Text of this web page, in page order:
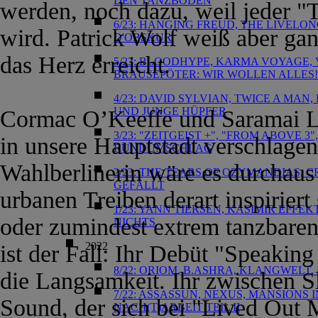
6/23: HANGING FREUD, THE
D'OBSKUR
5/23: BLOODHYPE, KARMA VOYAGE,
BRAUSEPÖTER: WIR WOLLEN ALLES!
4/23: DAVID SYLVIAN, TWICE A MAN,
UND JUNGE HÜPFER
3/23: "ZEITGEIST +", "FROM ABOVE
RUNDUMSCHLAG
2/23: THE TEARS OF OZYMANDIAS,
GEFÄLLT
1/23: YANN TIERSEN, KASIMIR
NICHTS
2022
8/22: ORIOM, B.ASHRA,
7/22: ASSASSUN, NEXUS,
NACH(T)ARBEIT TEIL II
werden, noch dazu, weil jeder
wird. Patrick Wolf weiß aber
das Herz erreicht.
Cormac O’Keeffe und Saramai
in unsere Hauptstadt
Wahlberlinerin wäre es
urbanen Treiben derart
oder zumindest extrem
ist der Fall: Ihr Debüt
die Langsamkeit. Ihr zwischen
Sound, der sich bei "Lived Out